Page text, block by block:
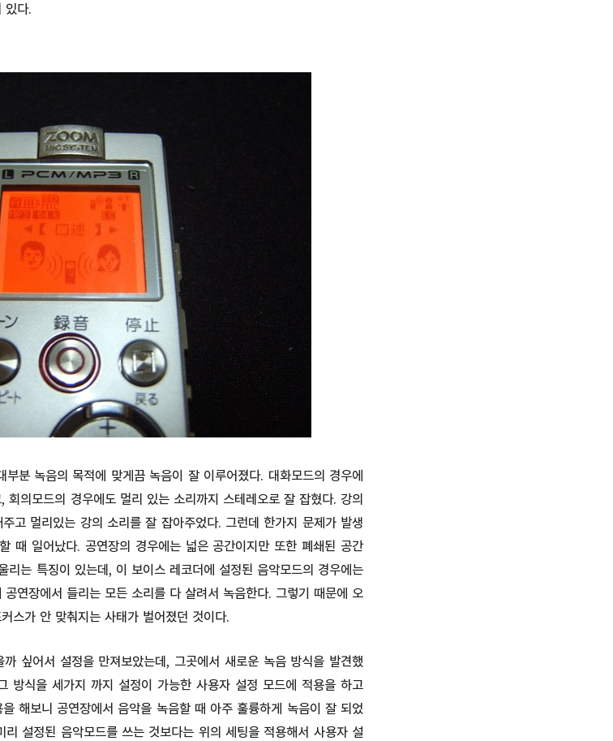
있다.
분 녹음의 목적에 맞게끔 녹음이 잘 이루어졌다. 대화모드의 경우에
의모드의 경우에도 멀리 있는 소리까지 스테레오로 잘 잡혔다. 강의
고 멀리있는 강의 소리를 잘 잡아주었다. 그런데 한가지 문제가 발생
때 일어났다. 공연장의 경우에는 넓은 공간이지만 또한 폐쇄된 공간
리는 특징이 있는데, 이 보이스 레코더에 설정된 음악모드의 경우에는
연장에서 들리는 모든 소리를 다 살려서 녹음한다. 그렇기 때문에 오
스가 안 맞춰지는 사태가 벌어졌던 것이다.
싶어서 설정을 만져보았는데, 그곳에서 새로운 녹음 방식을 발견했
방식을 세가지 까지 설정이 가능한 사용자 설정 모드에 적용을 하고
해보니 공연장에서 음악을 녹음할 때 아주 훌륭하게 녹음이 잘 되었
설정된 음악모드를 쓰는 것보다는 위의 세팅을 적용해서 사용자 설